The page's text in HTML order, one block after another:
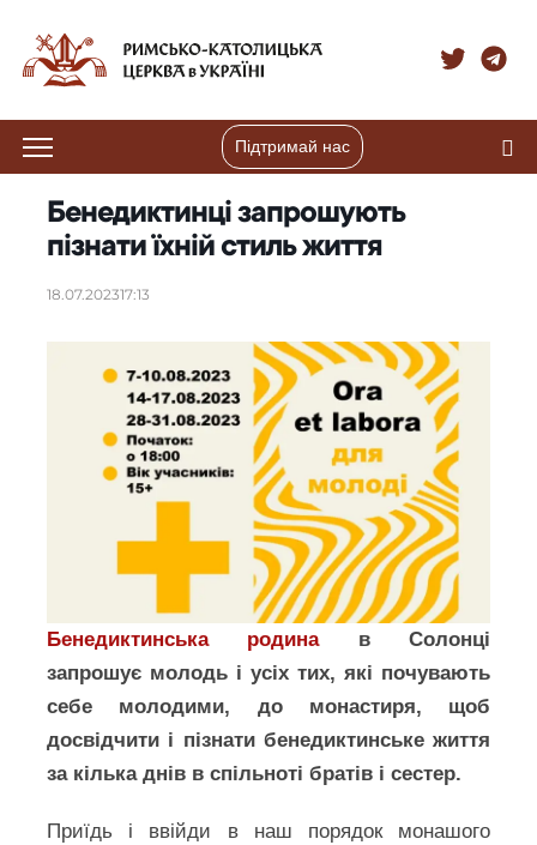
Підтримай нас
Бенедиктинці запрошують
пізнати їхній стиль життя
18.07.202317:13
Бенедиктинська родинав Солонці
запрошує молодь і усіх тих, які почувають
себе молодими, до монастиря, щоб
досвідчити і пізнати бенедиктинське життя
за кілька днів в спільноті братів і сестер.
Приїдь і ввійди в наш порядок монашого